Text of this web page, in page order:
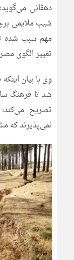
دهقانی
شیب ملایمی
مهم سبب شده
تغییر الگوی
وی با بیان
شد تا فرهنگ
تصریح
نمی‌پذیرند که